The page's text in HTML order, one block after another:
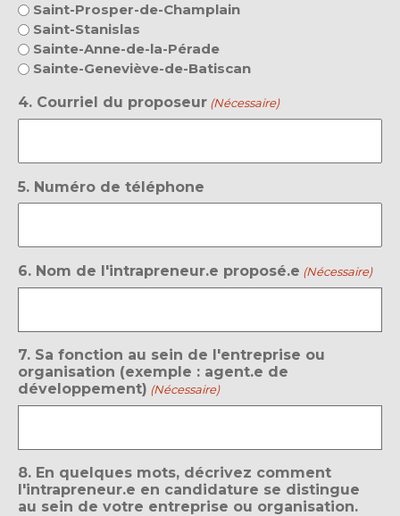
Saint-Prosper-de-Champlain
Saint-Stanislas
Sainte-Anne-de-la-Pérade
Sainte-Geneviève-de-Batiscan
4. Courriel du proposeur (Nécessaire)
5. Numéro de téléphone
6. Nom de l'intrapreneur.e proposé.e (Nécessaire)
7. Sa fonction au sein de l'entreprise ou
organisation (exemple : agent.e de
développement) (Nécessaire)
8. En quelques mots, décrivez comment
l'intrapreneur.e en candidature se distingue
au sein de votre entreprise ou organisation.